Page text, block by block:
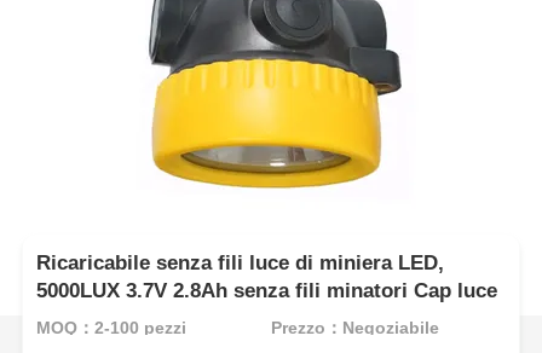
Ricaricabile senza fili luce di miniera LED,
5000LUX 3.7V 2.8Ah senza fili minatori Cap luce
MOQ：2-100 pezzi Prezzo：Negoziabile